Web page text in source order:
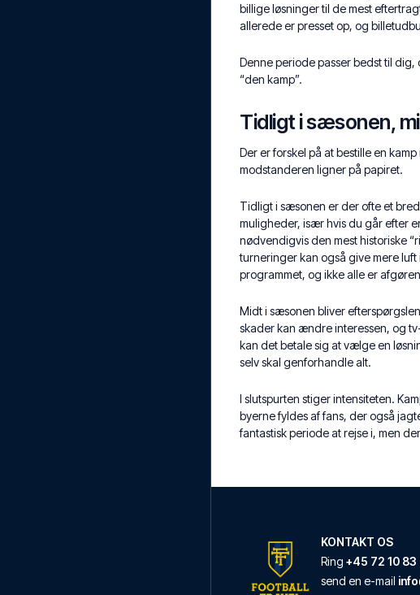
billige løsninger til de mest
allerede er presset op, og
Denne periode passer bedst til dig,
“den kamp”.
Tidligt i sæsonen,
Der er forskel på at bestille en
modstanderen ligner på papiret.
Tidligt i sæsonen er der ofte et
muligheder, især hvis du går efter
nødvendigvis den mest historiske
turneringer kan også give mere
programmet, og ikke alle er
Midt i sæsonen bliver
skader kan ændre interessen, og
kan det betale sig at vælge en
selv skal genforhandle alt.
I slutspurten stiger intensiteten.
byerne fyldes af fans, der også
fantastisk periode at rejse i, men
KONTAKT OS
Ring +45 72 10 83
send en e-mail